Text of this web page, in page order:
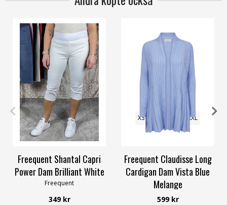
S M L XL XXL
Freequent Shantal Capri
Power Dam Brilliant White
Freequent
349 kr
XS S M XL XXL
Freequent Claudisse Long
Cardigan Dam Vista Blue
Melange
Freequent
599 kr